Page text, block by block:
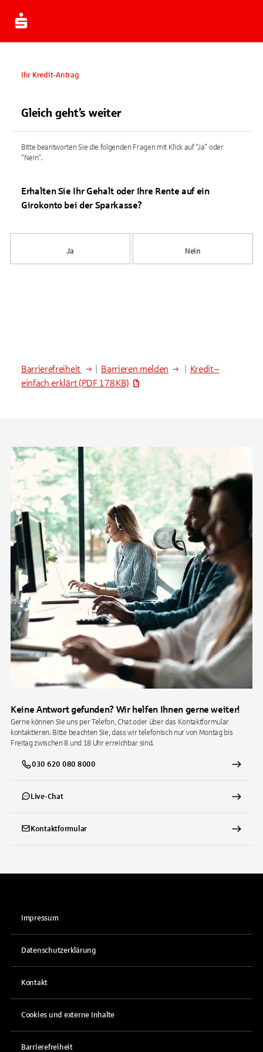
Ihr Kredit-Antrag
Gleich geht’s weiter
Bitte beantworten Sie die folgenden Fragen mit Klick auf “Ja” oder
“Nein”.
Erhalten Sie Ihr Gehalt oder Ihre Rente auf ein
Girokonto bei der Sparkasse?
Ja Nein
Barrierefreiheit Barrieren melden
Kredit –
einfach erklärt (PDF 178 KB)
Keine Antwort gefunden? Wir helfen Ihnen gerne weiter!
Gerne können Sie uns per Telefon, Chat oder über das Kontaktformular
kontaktieren. Bitte beachten Sie, dass wir telefonisch nur von Montag bis
Freitag zwischen 8 und 18 Uhr erreichbar sind.
030 620 080 8000
Live-Chat
Kontaktformular
Impressum
Datenschutzerklärung
Kontakt
Cookies und externe Inhalte
Barrierefreiheit